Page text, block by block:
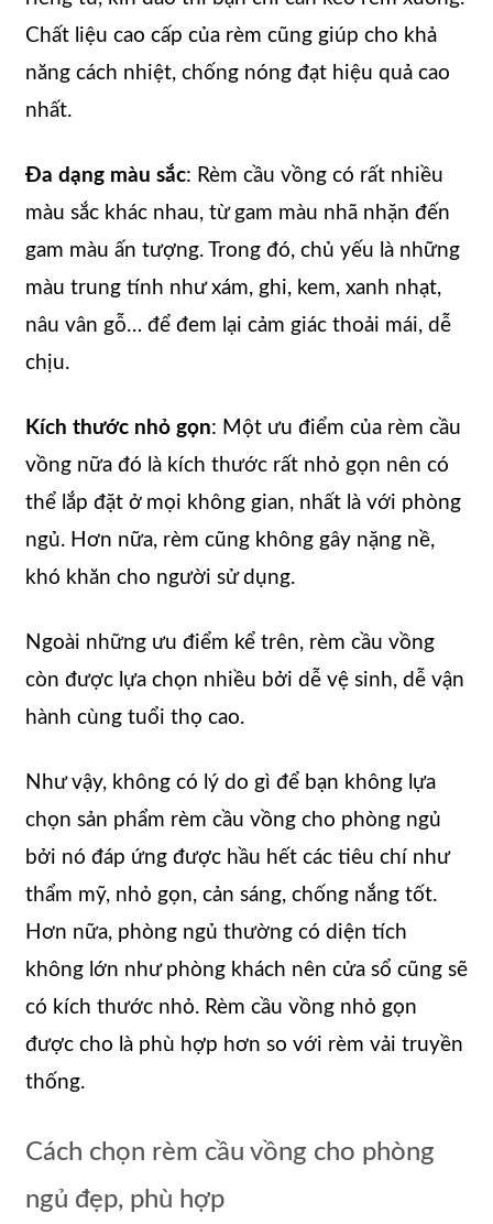
Chất liệu cao cấp của rèm cũng giúp cho khả
năng cách nhiệt, chống nóng đạt hiệu quả cao
nhất.
Đa dạng màu sắc: Rèm cầu vồng có rất nhiều
màu sắc khác nhau, từ gam màu nhã nhặn đến
gam màu ấn tượng. Trong đó, chủ yếu là những
màu trung tính như xám, ghi, kem, xanh nhạt,
nâu vân gỗ… để đem lại cảm giác thoải mái, dễ
chịu.
Kích thước nhỏ gọn: Một ưu điểm của rèm cầu
vồng nữa đó là kích thước rất nhỏ gọn nên có
thể lắp đặt ở mọi không gian, nhất là với phòng
ngủ. Hơn nữa, rèm cũng không gây nặng nề,
khó khăn cho người sử dụng.
Ngoài những ưu điểm kể trên, rèm cầu vồng
còn được lựa chọn nhiều bởi dễ vệ sinh, dễ vận
hành cùng tuổi thọ cao.
Như vậy, không có lý do gì để bạn không lựa
chọn sản phẩm rèm cầu vồng cho phòng ngủ
bởi nó đáp ứng được hầu hết các tiêu chí như
thẩm mỹ, nhỏ gọn, cản sáng, chống nắng tốt.
Hơn nữa, phòng ngủ thường có diện tích
không lớn như phòng khách nên cửa sổ cũng sẽ
có kích thước nhỏ. Rèm cầu vồng nhỏ gọn
được cho là phù hợp hơn so với rèm vải truyền
thống.
Cách chọn rèm cầu vồng cho phòng
ngủ đẹp, phù hợp